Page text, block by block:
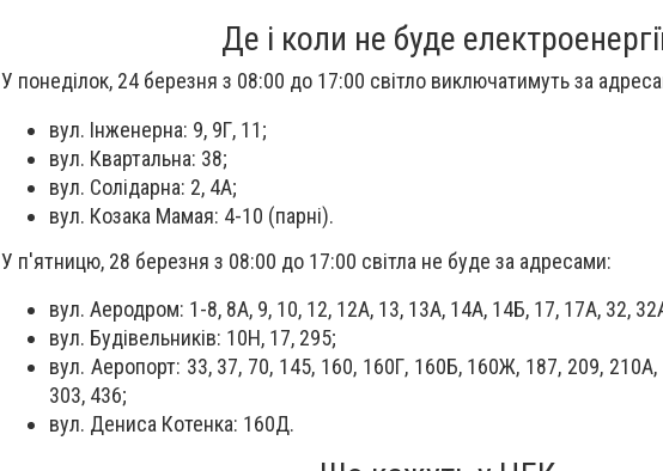
Де і коли не буде
У понеділок, 24 березня з 08:00 до 17:00 світло виключатимуть за
вул. Інженерна: 9, 9Г, 11;
вул. Квартальна: 38;
вул. Солідарна: 2, 4А;
вул. Козака Мамая: 4-10 (парні).
У п'ятницю, 28 березня з 08:00 до 17:00 світла не буде за адресами:
вул. Аеродром: 1-8, 8А, 9, 10, 12, 12А, 13, 13А, 14А, 14Б, 17, 17А, 32,
вул. Будівельників: 10Н, 17, 295;
вул. Аеропорт: 33, 37, 70, 145, 160, 160Г, 160Б, 160Ж, 187, 209,
303, 436;
вул. Дениса Котенка: 160Д.